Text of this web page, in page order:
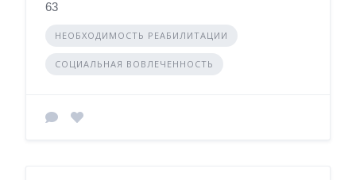
63
НЕОБХОДИМОСТЬ РЕАБИЛИТАЦИИ
СОЦИАЛЬНАЯ ВОВЛЕЧЕННОСТЬ